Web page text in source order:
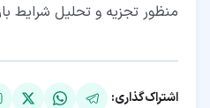
منظور تجزیه و تحلیل شرایط
اشتراک‌گذاری: